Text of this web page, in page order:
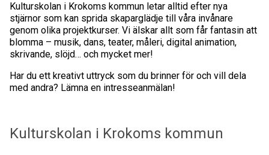
Kulturskolan i Krokoms kommun letar alltid efter nya
stjärnor som kan sprida skaparglädje till våra invånare
genom olika projektkurser. Vi älskar allt som får fantasin att
blomma – musik, dans, teater, måleri, digital animation,
skrivande, slöjd… och mycket mer!
Har du ett kreativt uttryck som du brinner för och vill dela
med andra? Lämna en intresseanmälan!
Kulturskolan i Krokoms kommun